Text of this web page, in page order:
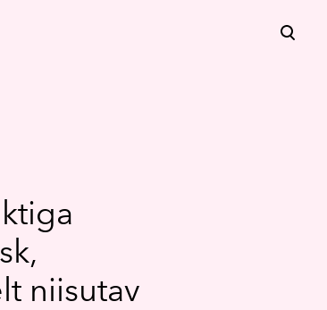
niisutav